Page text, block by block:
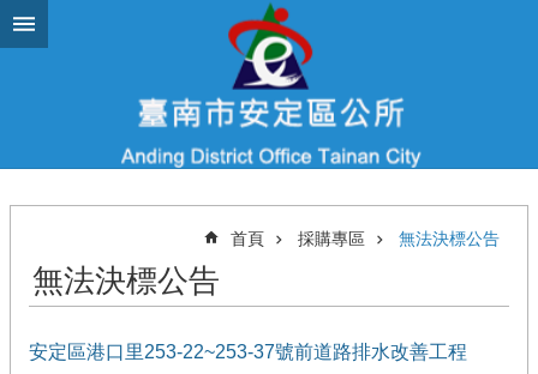
跳到主要內容區塊
首頁 採購專區 無法決標公告
無法決標公告
安定區港口里253-22~253-37號前道路排水改善工程